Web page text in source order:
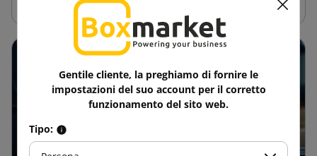
Gentile cliente, la preghiamo di fornire le
impostazioni del suo account per il corretto
funzionamento del sito web.
Tipo: